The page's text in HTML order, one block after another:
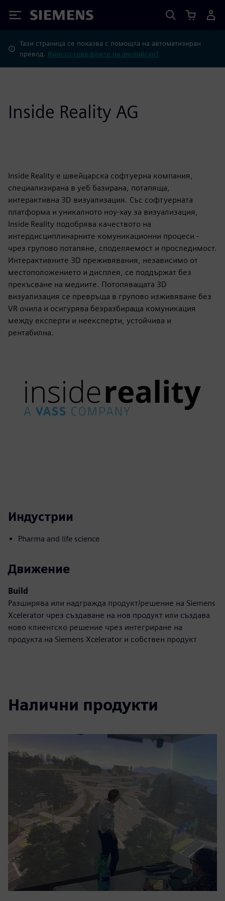
Siemens
Тази страница се показва с помощта на автоматизиран
превод. Вместо това вижте на английски?
Inside Reality AG
Inside Reality е швейцарска софтуерна компания,
специализирана в уеб базирана, потапяща,
интерактивна 3D визуализация. Със софтуерната
платформа и уникалното ноу-хау за визуализация,
Inside Reality подобрява качеството на
интердисциплинарните комуникационни процеси -
чрез групово потапяне, споделяемост и проследимост.
Интерактивните 3D преживявания, независимо от
местоположението и дисплея, се поддържат без
прекъсване на медиите. Потопяващата 3D
визуализация се превръща в групово изживяване без
VR очила и осигурява безразбираща комуникация
между експерти и неексперти, устойчива и
рентабилна.
Индустрии
Pharma and life science
Движение
Build
Разширява или надгражда продукт/решение на Siemens
Xcelerator чрез създаване на нов продукт или създава
ново клиентско решение чрез интегриране на
продукта на Siemens Xcelerator и собствен продукт
Налични продукти